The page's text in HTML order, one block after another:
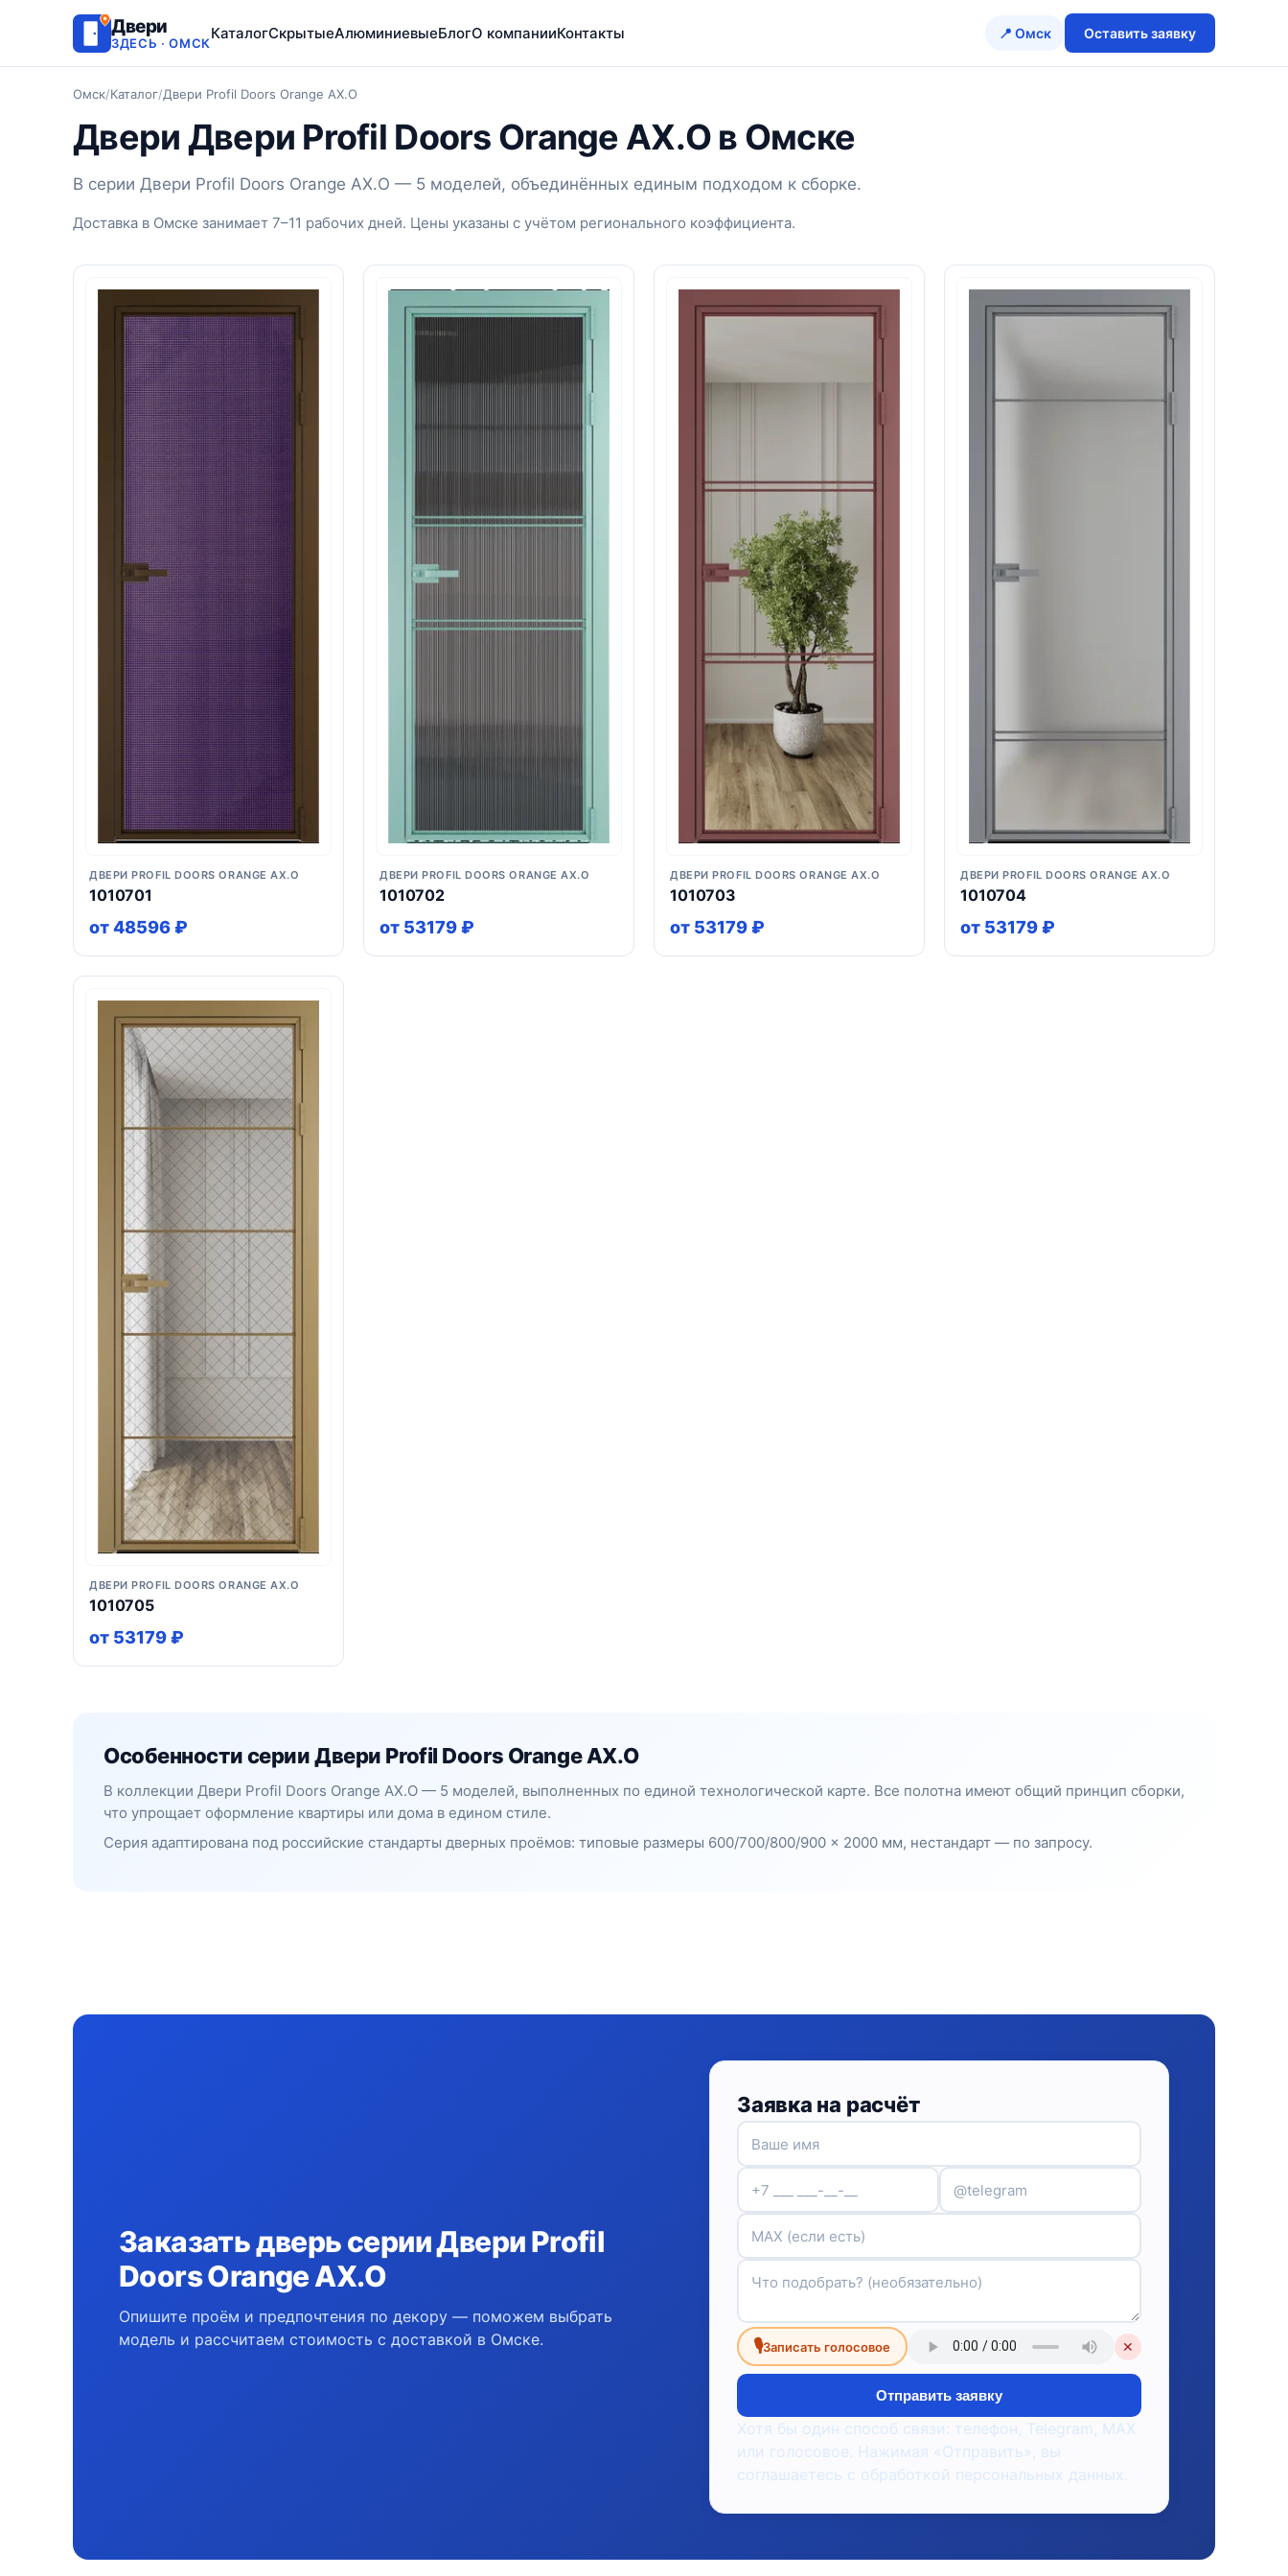
Двери
ЗДЕСЬ · ОМСК
КаталогСкрытыеАлюминиевыеБлогО компанииКонтакты 📍 Омск Оставить заявку
Омск/Каталог/Двери Profil Doors Orange AX.O
Двери Двери Profil Doors Orange AX.O в Омске
В серии Двери Profil Doors Orange AX.O — 5 моделей, объединённых единым подходом к сборке.
Доставка в Омске занимает 7–11 рабочих дней. Цены указаны с учётом регионального коэффициента.
ДВЕРИ PROFIL DOORS ORANGE AX.O
1010701
от 48596 ₽
ДВЕРИ PROFIL DOORS ORANGE AX.O
1010702
от 53179 ₽
ДВЕРИ PROFIL DOORS ORANGE AX.O
1010703
от 53179 ₽
ДВЕРИ PROFIL DOORS ORANGE AX.O
1010704
от 53179 ₽
ДВЕРИ PROFIL DOORS ORANGE AX.O
1010705
от 53179 ₽
Особенности серии Двери Profil Doors Orange AX.O
В коллекции Двери Profil Doors Orange AX.O — 5 моделей, выполненных по единой технологической карте. Все полотна имеют общий принцип сборки,
что упрощает оформление квартиры или дома в едином стиле.
Серия адаптирована под российские стандарты дверных проёмов: типовые размеры 600/700/800/900 × 2000 мм, нестандарт — по запросу.
Заказать дверь серии Двери Profil
Doors Orange AX.O
Опишите проём и предпочтения по декору — поможем выбрать
модель и рассчитаем стоимость с доставкой в Омске.
Заявка на расчёт
🎙Записать голосовое ✕
Отправить заявку
Хотя бы один способ связи: телефон, Telegram, MAX
или голосовое. Нажимая «Отправить», вы
соглашаетесь с обработкой персональных данных.